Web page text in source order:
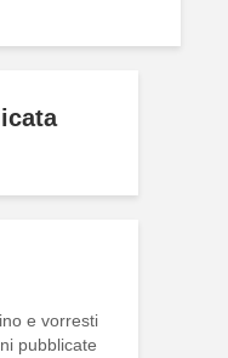
e vorresti
pubblicate